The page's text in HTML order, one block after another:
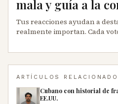
mala y guía a la
Tus reacciones ayudan a
realmente importan. Cada
ARTÍCULOS
Cubano con historial de
EE.UU.